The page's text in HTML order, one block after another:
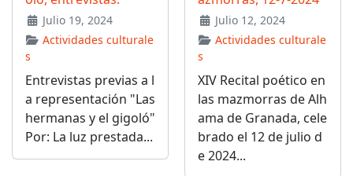
Julio 19, 2024
Actividades culturale
s
Entrevistas previas a l
a representación "Las
hermanas y el gigoló"
Por: La luz prestada...
Julio 12, 2024
Actividades culturale
s
XIV Recital poético en
las mazmorras de Alh
ama de Granada, cele
brado el 12 de julio d
e 2024...